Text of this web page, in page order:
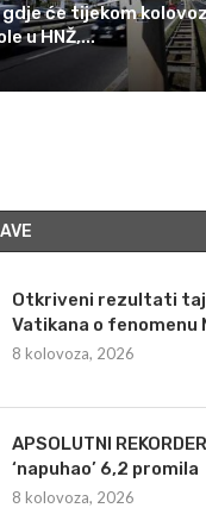
će tijekom
u HNŽ,...
Otkriveni rezultati
Vatikana o fenomenu
8 kolovoza, 2026
APSOLUTNI
‘napuhao’ 6,2 promila
8 kolovoza, 2026